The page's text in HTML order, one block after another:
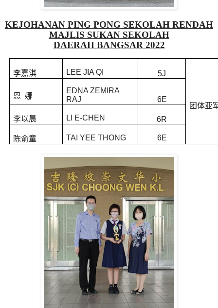
KEJOHANAN PING PONG SEKOLAH RENDAH
MAJLIS SUKAN SEKOLAH
DAERAH BANGSAR 2022
李嘉淇 LEE JIA QI 5J
团体亚
恩 娜
EDNA ZEMIRA
RAJ
6E
李以晨 LI E-CHEN 6R
陈俞童 TAI YEE THONG 6E